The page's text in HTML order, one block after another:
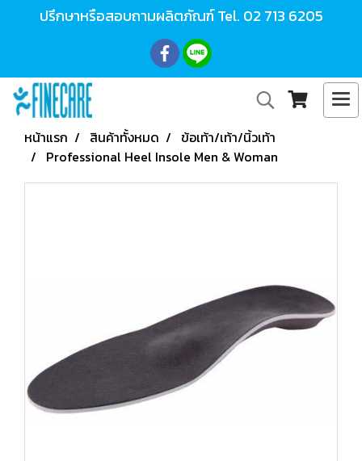
ปรึกษาหรือสอบถามผลิตภัณฑ์ Tel. 02 713 6205
หน้าแรก สินค้าทั้งหมด
ข้อเท้า/เท้า/นิ้วเท้า
Professional Heel Insole Men & Woman